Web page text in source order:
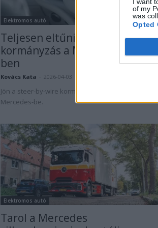
of my
was
Opted
Elektromos autó
Teljesen eltűnik a
kormányzás a Mercedes EQS-
ben
Kovács Kata 2026-04-03
Jön a steer-by-wire kormányzás az elektromos
Mercedes-be.
Elektromos autó
Tarol a Mercedes